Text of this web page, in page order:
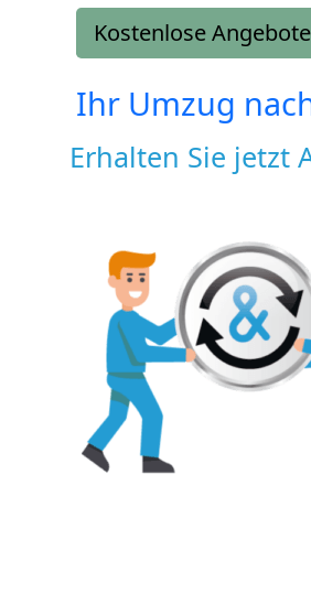
Kostenlose
Ihr Umzug
Erhalten Sie jetzt